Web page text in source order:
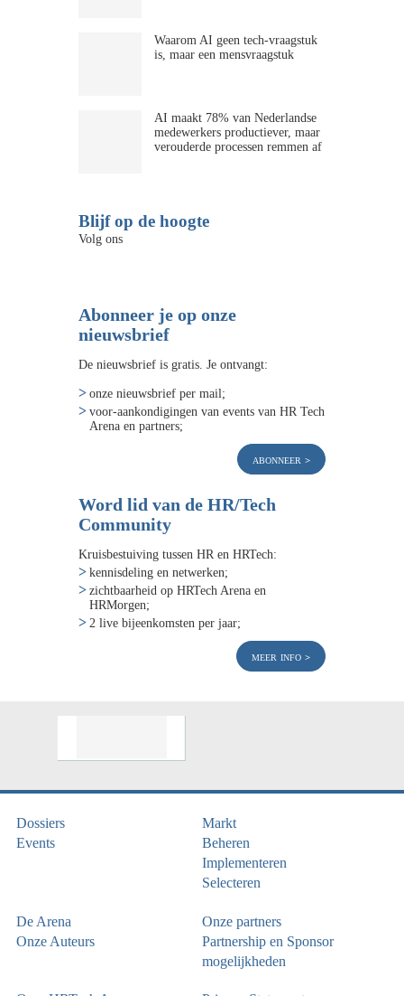
Waarom AI geen tech-vraagstuk
is, maar een mensvraagstuk
AI maakt 78% van Nederlandse
medewerkers productiever, maar
verouderde processen remmen af
Blijf op de hoogte
Volg ons
Abonneer je op onze
nieuwsbrief
De nieuwsbrief is gratis. Je ontvangt:
onze nieuwsbrief per mail;
voor-aankondigingen van events van HR Tech
Arena en partners;
abonneer
Word lid van de HR/Tech
Community
Kruisbestuiving tussen HR en HRTech:
kennisdeling en netwerken;
zichtbaarheid op HRTech Arena en
HRMorgen;
2 live bijeenkomsten per jaar;
meer info
Dossiers
Events
Markt
Beheren
Implementeren
Selecteren
De Arena
Onze Auteurs
Onze partners
Partnership en Sponsor
mogelijkheden